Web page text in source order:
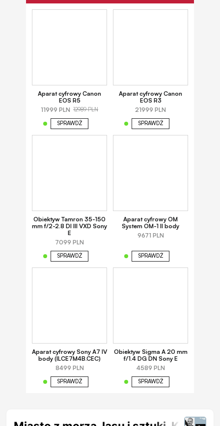
Aparat cyfrowy Canon
EOS R5
11999 PLN 12989 PLN
SPRAWDŹ
Aparat cyfrowy Canon
EOS R3
21999 PLN
SPRAWDŹ
Obiektyw Tamron 35-150
mm f/2-2.8 DI III VXD Sony
E
7099 PLN
SPRAWDŹ
Aparat cyfrowy OM
System OM-1 II body
9671 PLN
SPRAWDŹ
Aparat cyfrowy Sony A7 IV
body (ILCE7M4B.CEC)
8499 PLN
SPRAWDŹ
Obiektyw Sigma A 20 mm
f/1.4 DG DN Sony E
4589 PLN
SPRAWDŹ